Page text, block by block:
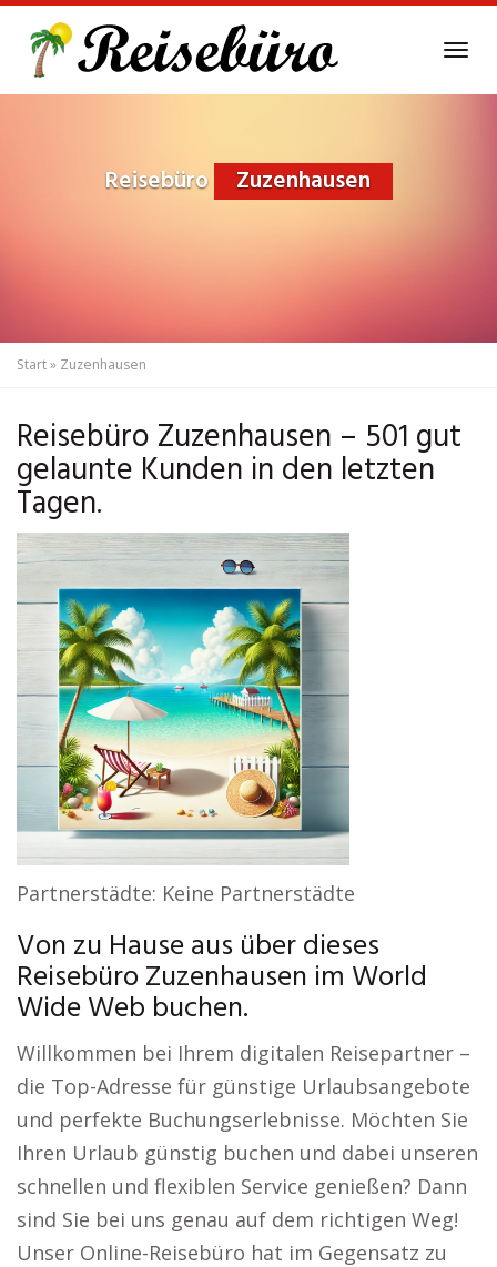
main
Reisebüro Zuzenhausen
Start» Zuzenhausen
Reisebüro Zuzenhausen – 501 gut
gelaunte Kunden in den letzten
Tagen.
Partnerstädte: Keine Partnerstädte
Von zu Hause aus über dieses
Reisebüro Zuzenhausen im World
Wide Web buchen.
Willkommen bei Ihrem digitalen Reisepartner –
die Top-Adresse für günstige Urlaubsangebote
und perfekte Buchungserlebnisse. Möchten Sie
Ihren Urlaub günstig buchen und dabei unseren
schnellen und flexiblen Service genießen? Dann
sind Sie bei uns genau auf dem richtigen Weg!
Unser Online-Reisebüro hat im Gegensatz zu